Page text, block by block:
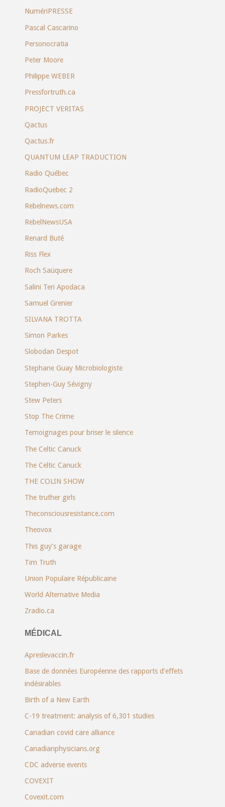
NumériPRESSE
Pascal Cascarino
Personocratia
Peter Moore
Philippe WEBER
Pressfortruth.ca
PROJECT VERITAS
Qactus
Qactus.fr
QUANTUM LEAP TRADUCTION
Radio Québec
RadioQuebec 2
Rebelnews.com
RebelNewsUSA
Renard Buté
Riss Flex
Roch Saüquere
Salini Teri Apodaca
Samuel Grenier
SILVANA TROTTA
Simon Parkes
Slobodan Despot
Stephane Guay Microbiologiste
Stephen-Guy Sévigny
Stew Peters
Stop The Crime
Temoignages pour briser le silence
The Celtic Canuck
The Celtic Canuck
THE COLIN SHOW
The truther girls
Theconsciousresistance.com
Theovox
This guy’s garage
Tim Truth
Union Populaire Républicaine
World Alternative Media
Zradio.ca
MÉDICAL
Apreslevaccin.fr
Base de données Européenne des rapports d’effets
indésirables
Birth of a New Earth
C-19 treatment: analysis of 6,301 studies
Canadian covid care alliance
Canadianphysicians.org
CDC adverse events
COVEXIT
Covexit.com